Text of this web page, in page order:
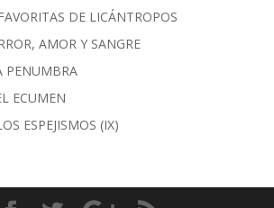
DE LICÁNTROPOS
AMOR Y SANGRE
PENUMBRA
ECUMEN
ESPEJISMOS (IX)